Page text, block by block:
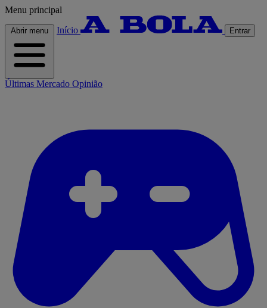
Menu principal
Abrir menu Início Entrar
Últimas Mercado Opinião